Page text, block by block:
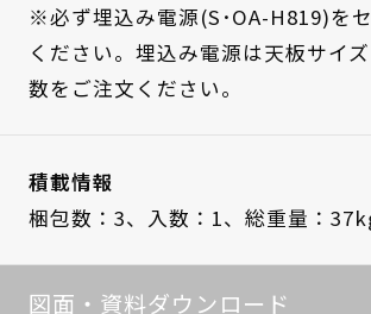
※必ず埋込み電源(S･OA-H819)を
ください。埋込み電源は天板サイ
数をご注文ください。
積載情報
梱包数：3、
入数：1、 総重量：
図面・資料ダウンロード